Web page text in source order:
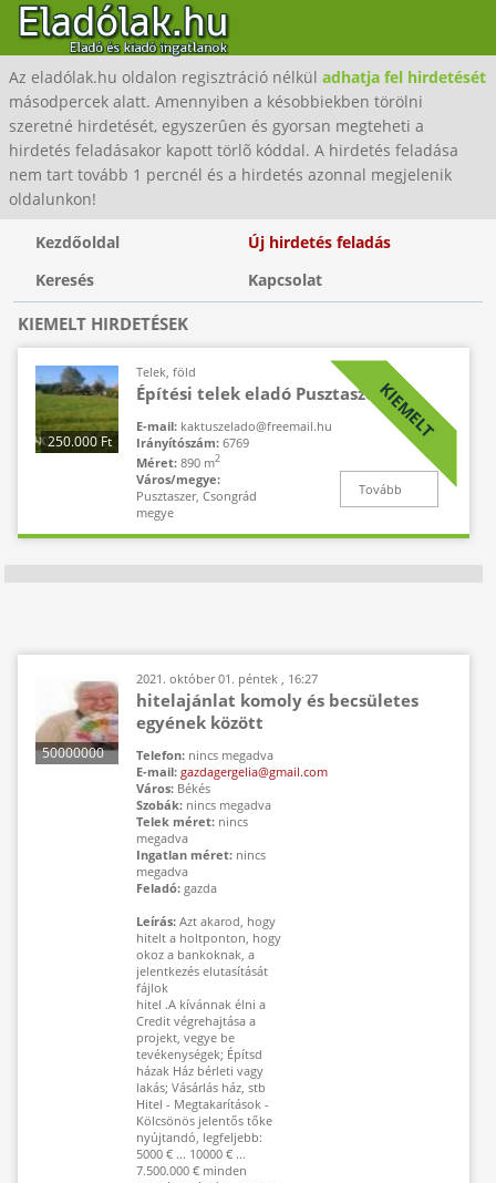
Az eladólak.hu oldalon regisztráció nélkül adhatja fel hirdetését
másodpercek alatt. Amennyiben a késobbiekben törölni
szeretné hirdetését, egyszerûen és gyorsan megteheti a
hirdetés feladásakor kapott törlõ kóddal. A hirdetés feladása
nem tart tovább 1 percnél és a hirdetés azonnal megjelenik
oldalunkon!
Kezdőoldal
Új hirdetés feladás
Keresés
Kapcsolat
KIEMELT HIRDETÉSEK
250.000 Ft KIEMELT
Telek, föld
Építési telek eladó Pusztaszeren
E-mail: kaktuszelado@freemail.hu
Irányítószám: 6769
Méret: 890 m2
Város/megye:
Pusztaszer, Csongrád
megye
Tovább
50000000
2021. október 01. péntek , 16:27
hitelajánlat komoly és becsületes
egyének között
Telefon: nincs megadva
E-mail: gazdagergelia@gmail.com
Irányítószám:
Város: Békés
Szobák: nincs megadva
Telek méret: nincs
megadva
Ingatlan méret: nincs
megadva
Feladó: gazda
Leírás: Azt akarod, hogy
hitelt a holtponton, hogy
okoz a bankoknak, a
jelentkezés elutasítását
fájlok
hitel .A kívánnak élni a
Credit végrehajtása a
projekt, vegye be
tevékenységek; Építsd
házak Ház bérleti vagy
lakás; Vásárlás ház, stb
Hitel - Megtakarítások -
Kölcsönös jelentős tőke
nyújtandó, legfeljebb:
5000 € ... 10000 € ...
7.500.000 € minden